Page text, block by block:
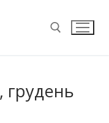
грудень